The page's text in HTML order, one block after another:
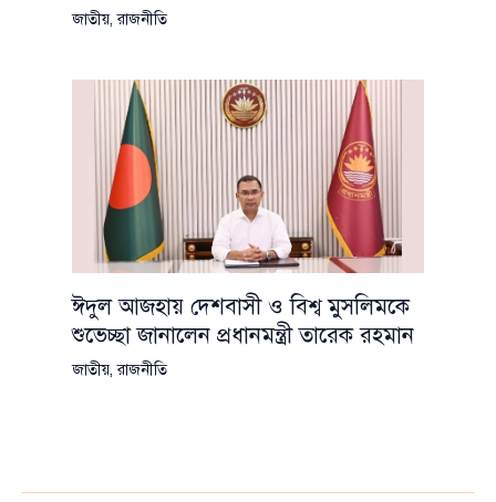
জাতীয়,রাজনীতি
ঈদুল আজহায় দেশবাসী ও বিশ্ব মুসলিমকে
শুভেচ্ছা জানালেন প্রধানমন্ত্রী তারেক রহমান
জাতীয়,রাজনীতি